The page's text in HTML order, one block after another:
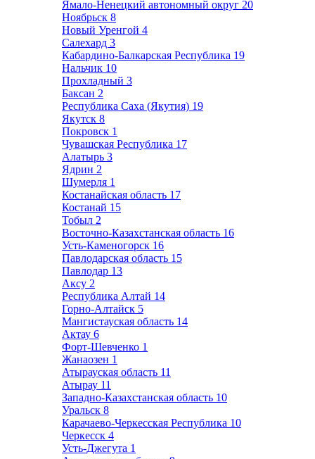
Ямало-Ненецкий автономный округ 20
Ноябрьск 8
Новый Уренгой 4
Салехард 3
Кабардино-Балкарская Республика 19
Нальчик 10
Прохладный 3
Баксан 2
Республика Саха (Якутия) 19
Якутск 8
Покровск 1
Чувашская Республика 17
Алатырь 3
Ядрин 2
Шумерля 1
Костанайская область 17
Костанай 15
Тобыл 2
Восточно-Казахстанская область 16
Усть-Каменогорск 16
Павлодарская область 15
Павлодар 13
Аксу 2
Республика Алтай 14
Горно-Алтайск 5
Мангистауская область 14
Актау 6
Форт-Шевченко 1
Жанаозен 1
Атырауская область 11
Атырау 11
Западно-Казахстанская область 10
Уральск 8
Карачаево-Черкесская Республика 10
Черкесск 4
Усть-Джегута 1